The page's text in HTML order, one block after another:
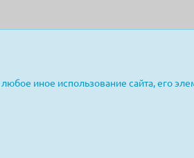
иное использование сайта, его